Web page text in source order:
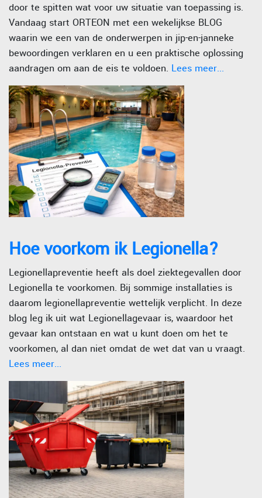
door te spitten wat voor uw situatie van toepassing is.
Vandaag start ORTEON met een wekelijkse BLOG
waarin we een van de onderwerpen in jip-en-janneke
bewoordingen verklaren en u een praktische oplossing
aandragen om aan de eis te voldoen. Lees meer...
Hoe voorkom ik Legionella?
Legionellapreventie heeft als doel ziektegevallen door
Legionella te voorkomen. Bij sommige installaties is
daarom legionellapreventie wettelijk verplicht. In deze
blog leg ik uit wat Legionellagevaar is, waardoor het
gevaar kan ontstaan en wat u kunt doen om het te
voorkomen, al dan niet omdat de wet dat van u vraagt.
Lees meer...